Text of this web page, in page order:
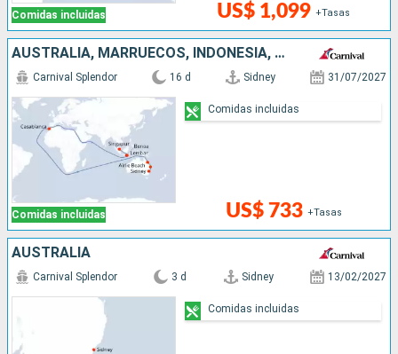
Comidas incluidas US$ 1,099 +Tasas
AUSTRALIA, MARRUECOS, INDONESIA, SINGAPUR
Comidas incluidas
Carnival Splendor 16 d Sidney 31/07/2027
US$ 733 +Tasas
Comidas incluidas
AUSTRALIA
Carnival Splendor 3 d Sidney 13/02/2027
Comidas incluidas